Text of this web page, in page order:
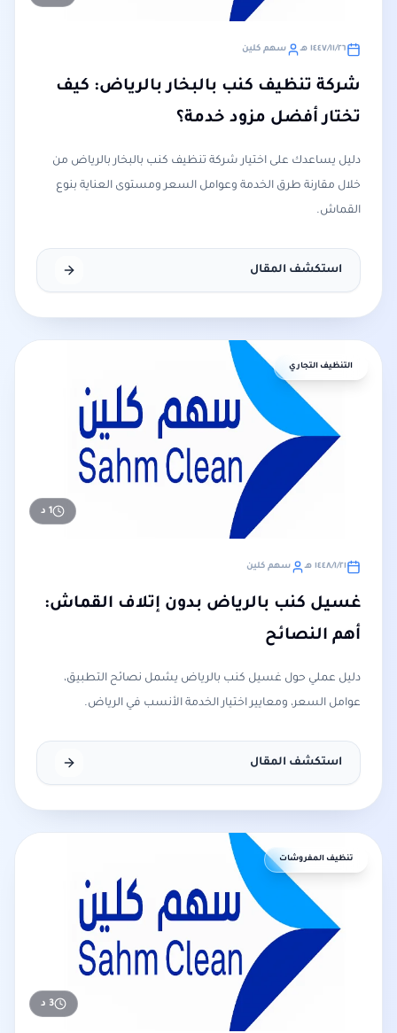
٢٦‏/١١‏/١٤٤٧ هـ سهم كلين
شركة تنظيف كنب بالبخار بالرياض: كيف
تختار أفضل مزود خدمة؟
دليل يساعدك على اختيار شركة تنظيف كنب بالبخار بالرياض من
خلال مقارنة طرق الخدمة وعوامل السعر ومستوى العناية بنوع
القماش.
استكشف المقال
التنظيف التجاري
1 د
٢١‏/١‏/١٤٤٨ هـ سهم كلين
غسيل كنب بالرياض بدون إتلاف القماش:
أهم النصائح
دليل عملي حول غسيل كنب بالرياض يشمل نصائح التطبيق،
عوامل السعر، ومعايير اختيار الخدمة الأنسب في الرياض.
استكشف المقال
تنظيف المفروشات
3 د